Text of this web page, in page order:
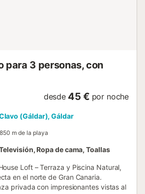
para 3 personas, con
desde 45 € por noche
(Gáldar), Gáldar
m de la playa
Ropa de cama, Toallas
Loft – Terraza y Piscina Natural,
en el norte de Gran Canaria.
privada con impresionantes vistas al